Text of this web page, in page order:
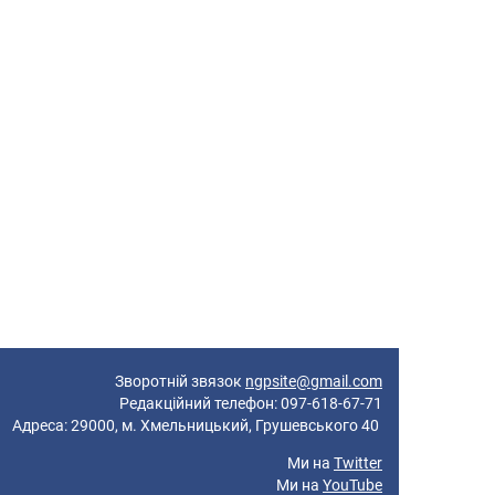
Зворотній звязок ngpsite@gmail.com
Редакційний телефон: 097-618-67-71
29000, м. Хмельницький, Грушевського 40
Ми на Twitter
Ми на YouTube